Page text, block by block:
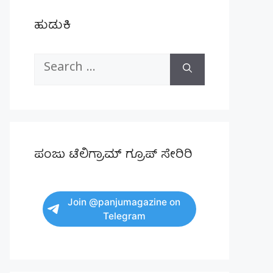
ಹುಡುಕಿ
Search
ಪಂಜು ಟೆಲಿಗ್ರಾಮ್ ಗ್ರೂಪ್ ಸೇರಿರಿ
Join @panjumagazine on
Telegram